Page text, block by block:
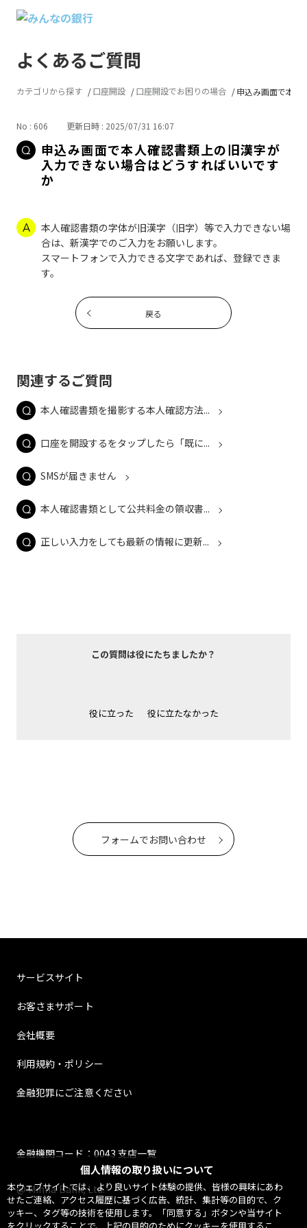
よくあるご質問
個人情報の取り扱いについて
本ウェブサイトでは、より良いサイト体験の提供、皆様の興味にあわ
せたご連絡、アクセス履歴に基づく広告、統計、集計等の目的で、ク
ッキー、タグ等の技術を使用します。「同意する」ボタンや当サイト
カテゴリから探す 口座開設 口座開設でお困りの場合 申込み画面で本人
No : 606 更新日時 : 2025/07/31 16:07
申込み画面で本人確認書類上の旧漢字が
入力できない場合はどうすればいいです
か
本人確認書類の字体が旧漢字（旧字）等で入力できない場
合は、新漢字でのご入力をお願いします。
スマートフォンで入力できる文字であれば、登録できま
す。
戻る
関連するご質問
本人確認書類を撮影する本人確認方法...
口座を開設するをタップしたら「既に...
SMSが届きません
本人確認書類として公共料金の領収書...
正しい入力をしても最新の情報に更新...
この質問は役にたちましたか？
役に立った 役に立たなかった
フォームでお問い合わせ
サービスサイト
お客さまサポート
会社概要
利用規約・ポリシー
金融犯罪にご注意ください
金融機関コード：0043 支店一覧
@ Minna Bank, Ltd.